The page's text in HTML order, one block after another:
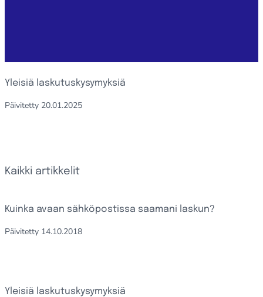
Yleisiä laskutuskysymyksiä
Päivitetty 20.01.2025
Kaikki artikkelit
Kuinka avaan sähköpostissa saamani laskun?
Päivitetty 14.10.2018
Yleisiä laskutuskysymyksiä